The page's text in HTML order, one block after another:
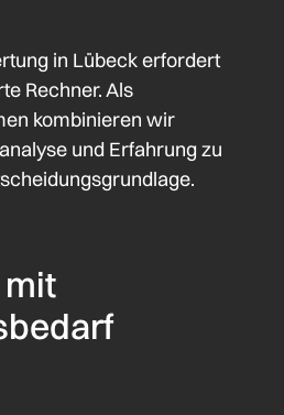
in Lübeck erfordert
Rechner. Als
kombinieren wir
und Erfahrung zu